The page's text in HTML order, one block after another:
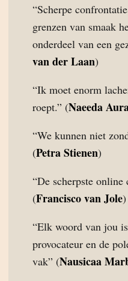
“Scherpe
grenzen van smaak
onderdeel van een
van der Laan)
“Ik moet enorm
roept.” (Naeeda
“We kunnen niet
(Petra Stienen)
“De scherpste
(Francisco van Jole)
“Elk woord van jou
provocateur en de
vak” (Nausicaa